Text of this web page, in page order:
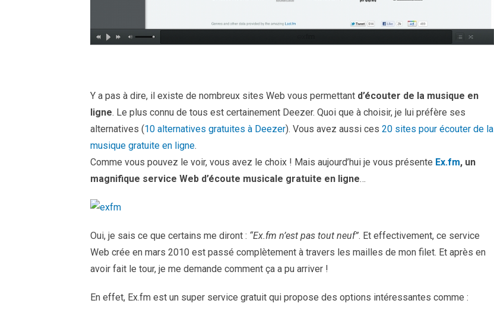
Y a pas à dire, il existe de nombreux sites Web vous permettant d’écouter de la musique en
ligne. Le plus connu de tous est certainement Deezer. Quoi que à choisir, je lui préfère ses
alternatives (10 alternatives gratuites à Deezer). Vous avez aussi ces 20 sites pour écouter de la
musique gratuite en ligne.
Comme vous pouvez le voir, vous avez le choix ! Mais aujourd’hui je vous présente Ex.fm, un
magnifique service Web d’écoute musicale gratuite en ligne…
Oui, je sais ce que certains me diront : “Ex.fm n’est pas tout neuf”. Et effectivement, ce service
Web crée en mars 2010 est passé complètement à travers les mailles de mon filet. Et après en
avoir fait le tour, je me demande comment ça a pu arriver !
En effet, Ex.fm est un super service gratuit qui propose des options intéressantes comme :